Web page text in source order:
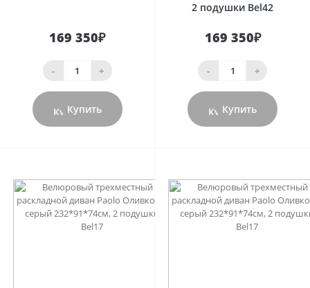
169 350₽
- +
Купить
2 подушки Bel42
169 350₽
- +
Купить